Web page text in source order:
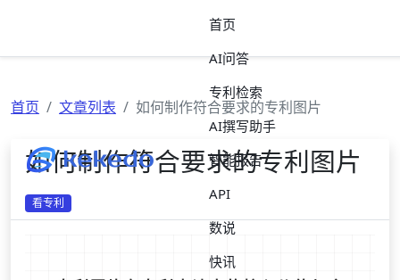
首页
AI问答
专利检索
AI撰写助手
智能报告
API
数说
快讯
首页 文章列表 如何制作符合要求的专利图片
如何制作符合要求的专利图片
看专利